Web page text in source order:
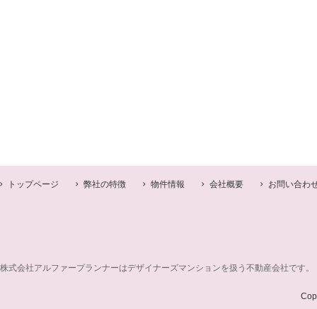
トップページ 弊社の特徴 物件情報 会社概要 お問い合わ
株式会社アルファープランナーはデザイナーズマンションを扱う不動産会社です。